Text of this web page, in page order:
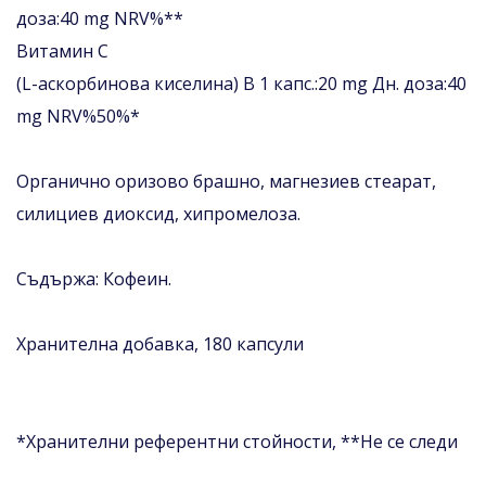
доза:40 mg NRV%**
Витамин С
(L-аскорбинова киселина) В 1 капс.:20 mg Дн. доза:40
mg NRV%50%*
Органично оризово брашно, магнезиев стеарат,
силициев диоксид, хипромелоза.
Съдържа: Кофеин.
Хранителна добавка, 180 капсули
*Хранителни референтни стойности, **Не се следи